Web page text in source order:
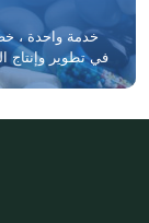
خدمة واحدة ، خط
في تطوير وإنتاج